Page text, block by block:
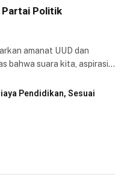
Partai Politik
amanat UUD dan
bahwa suara kita, aspirasi…
Pendidikan, Sesuai